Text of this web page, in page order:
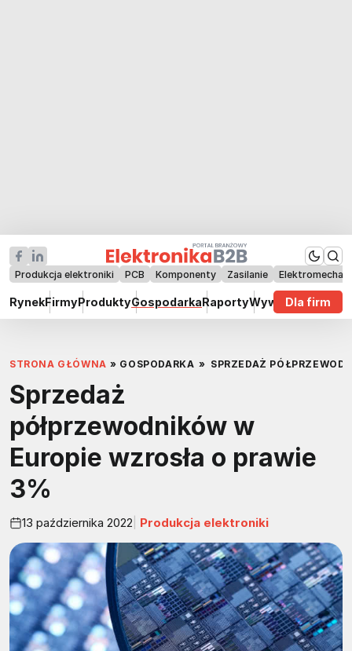
Produkcja elektroniki PCB Komponenty Zasilanie
RynekFirmyProduktyGospodarkaRaportyWywiadyDla firm
STRONA GŁÓWNA » GOSPODARKA » SPRZEDAŻ
Sprzedaż
półprzewodników w
Europie wzrosła o prawie
3%
13 października 2022 Produkcja elektroniki